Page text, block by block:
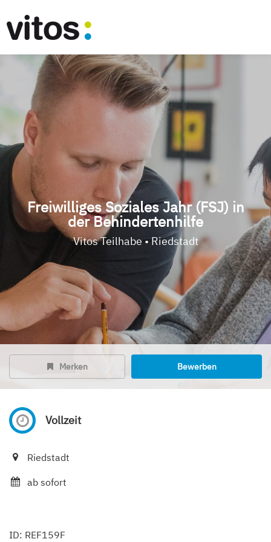
Freiwilliges Soziales Jahr (FSJ) in
der Behindertenhilfe
Vitos Teilhabe • Riedstadt
Merken Bewerben
Vollzeit
Riedstadt
ab sofort
ID: REF159F